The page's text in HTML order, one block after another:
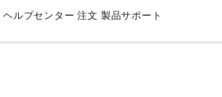
Skip
Main
ヘルプセンター 注文 製品サポート